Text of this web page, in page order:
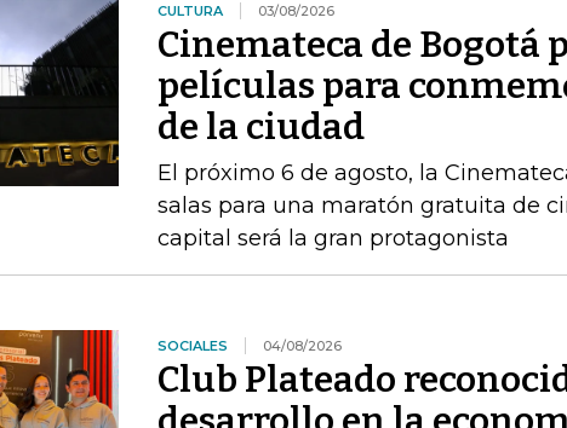
CULTURA 03/08/2026
Cinemateca de Bogotá
películas para
de la ciudad
El próximo 6 de agosto, la
salas para una maratón gratuita de
capital será la gran protagonista
SOCIALES 04/08/2026
Club Plateado